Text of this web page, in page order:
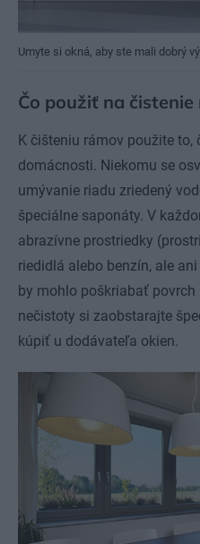
Umyte si okná, aby ste mali dobrý
Čo použiť na čistenie
K čišteniu rámov použite
domácnosti. Niekomu se
umývanie riadu zriedený
špeciálne saponáty. V
abrazívne prostriedky
riedidlá alebo benzín, ale
by mohlo poškriabať
nečistoty si zaobstarajte
kúpiť u dodávateľa okien.